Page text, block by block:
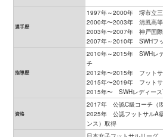
選手歴
1997年～2000年 堺市立
2000年〜2003年 清風高
2003年〜2007年 神戸国
2007年～2010年 SWHフ
指導歴
2010年～2015年 SWHレ
チ
2012年〜2015年 フット
2015年〜2019年 フット
2015年〜 SWHレディー
資格
2017年 公認C級コーチ（
2025年 公認フットサルA
ンス）取得